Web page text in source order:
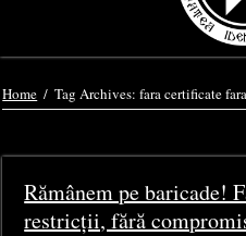
Home / Tag Archives: fara certificate
Rămânem pe baricade!
restricții, fără